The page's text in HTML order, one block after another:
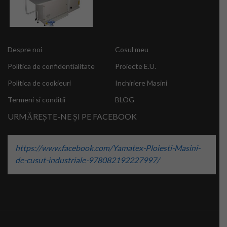
Despre noi
Politica de confidentialitate
Politica de cookieuri
Termeni si conditii
Cosul meu
Proiecte E.U.
Inchiriere Masini
BLOG
URMĂREȘTE-NE ȘI PE FACEBOOK
https://www.facebook.com/Yamatex-Ploiesti-Masini-
de-cusut-industriale-978082192227997/